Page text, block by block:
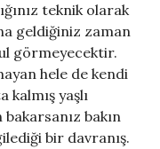
teknik olarak
geldiğiniz zaman
görmeyecektir.
hele de kendi
kalmış yaşlı
bakın
bir davranış.